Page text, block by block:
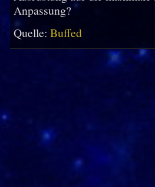
Anpassung?
Quelle: Buffed